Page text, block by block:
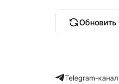
Обновить
Telegram-